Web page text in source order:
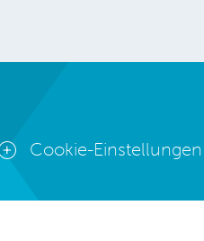
Cookie-Einstellungen